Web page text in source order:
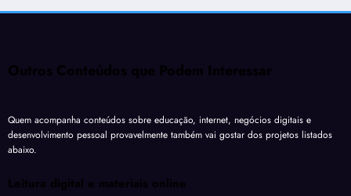
Outros Conteúdos que Podem Interessar
Quem acompanha conteúdos sobre educação, internet, negócios digitais e
desenvolvimento pessoal provavelmente também vai gostar dos projetos listados
abaixo.
Leitura digital e materiais online